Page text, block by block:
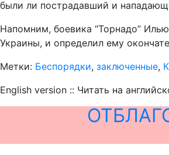
были ли пострадавший и
Напомним, боевика “Торнадо”
Украины, и определил ему
Метки: Беспорядки, заключенные,
English version :: Читать на